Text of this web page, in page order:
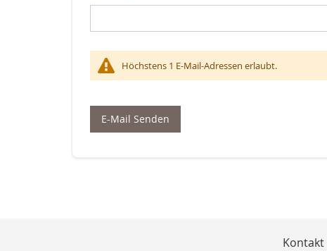
Höchstens 1 E-Mail-Adressen erlaubt.
E-Mail Senden
Kontakt